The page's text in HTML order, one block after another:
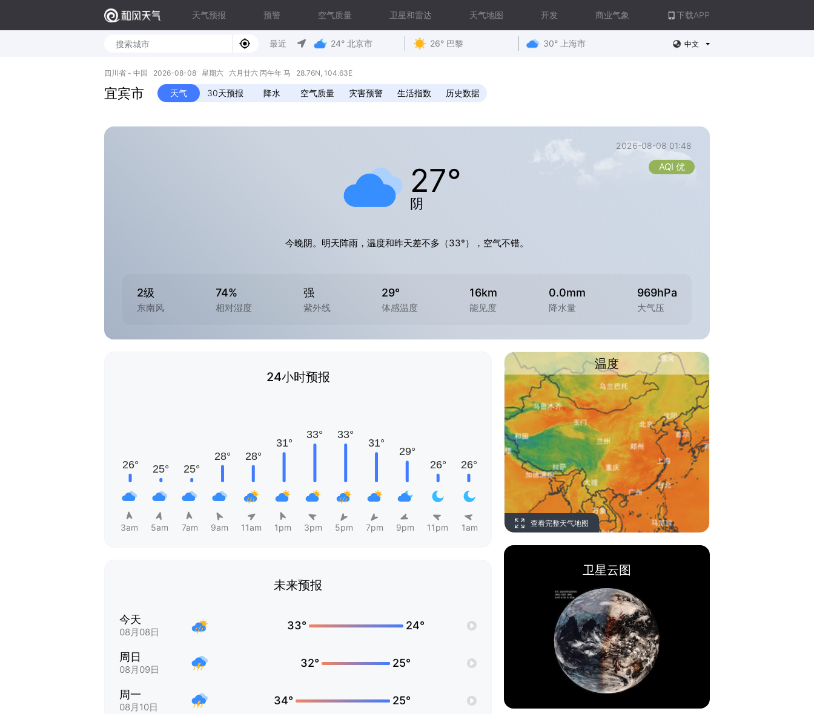
天气预报 预警 空气质量 卫星和雷达 天气地图 开发 商业气象 下载APP
最近 24° 北京市 26° 巴黎 30° 上海市 中文
四川省 - 中国 2026-08-08 星期六 六月廿六 丙午年 马 28.76N, 104.63E
宜宾市 天气 30天预报 降水 空气质量 灾害预警 生活指数 历史数据
2026-08-08 01:48
27°
阴
AQI 优
今晚阴。明天阵雨，温度和昨天差不多（33°），空气不错。
2级
东南风
74%
相对湿度
强
紫外线
29°
体感温度
16km
能见度
0.0mm
降水量
969hPa
大气压
24小时预报
3am 5am 7am 9am 11am 1pm 3pm 5pm 7pm 9pm 11pm 1am
未来预报
今天
08月08日
33° 24°
周日
08月09日
32° 25°
周一
08月10日
34° 25°
温度
查看完整天气地图
卫星云图